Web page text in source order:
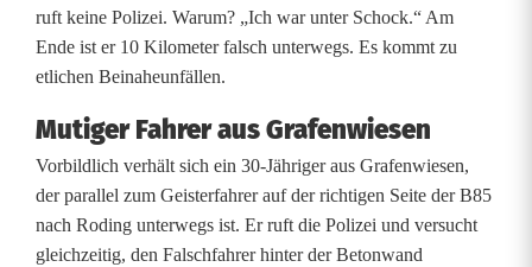
r
e
r
a
m
ruft keine Polizei. Warum? „Ich war unter Schock.“ Am
Ende ist er 10 Kilometer falsch unterwegs. Es kommt zu
etlichen Beinaheunfällen.
Mutiger Fahrer aus Grafenwiesen
Vorbildlich verhält sich ein 30-Jähriger aus Grafenwiesen,
der parallel zum Geisterfahrer auf der richtigen Seite der B85
nach Roding unterwegs ist. Er ruft die Polizei und versucht
gleichzeitig, den Falschfahrer hinter der Betonwand